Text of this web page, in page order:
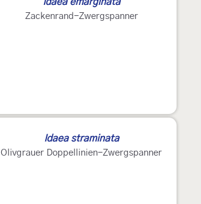
Idaea emarginata
Zackenrand-Zwergspanner
Idaea straminata
Olivgrauer Doppellinien-Zwergspanner